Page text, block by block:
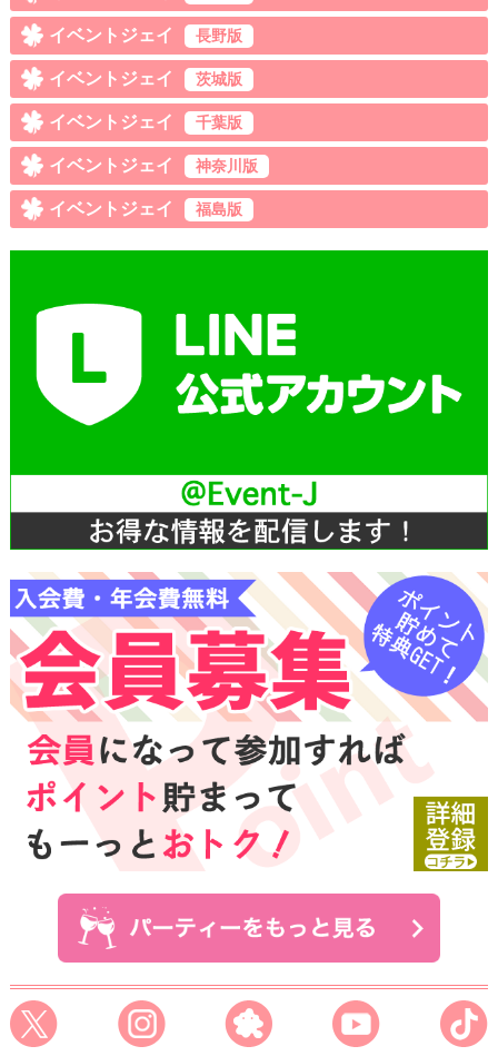
イベントジェイ 長野版
イベントジェイ 茨城版
イベントジェイ 千葉版
イベントジェイ 神奈川版
イベントジェイ 福島版